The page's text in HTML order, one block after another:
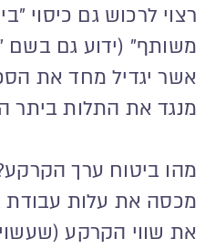
רצוי לרכוש גם כיסוי
משותף" (ידוע גם בשם
אשר יגדיל מחד את
מנגד את התלות ביתר
מהו ביטוח ערך
מכסה את עלות עבודת
את שווי הקרקע